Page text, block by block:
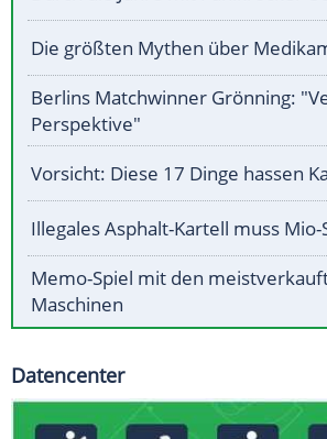
Die größten Mythen über
Berlins Matchwinner Grönning:
Perspektive"
Vorsicht: Diese 17 Dinge hassen
Illegales Asphalt-Kartell muss
Memo-Spiel mit den
Maschinen
Datencenter